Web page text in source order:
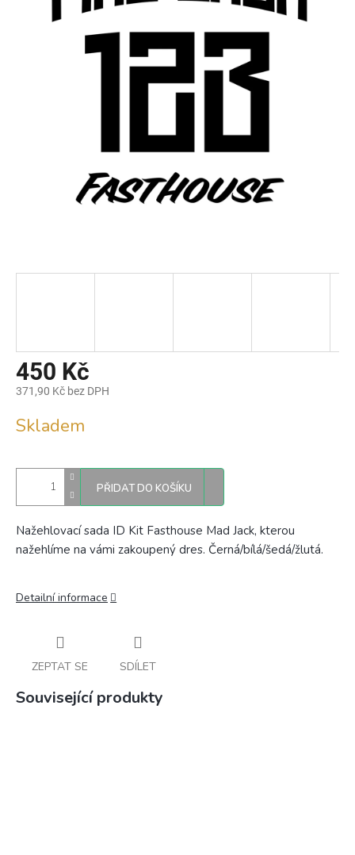
450 Kč
371,90 Kč bez DPH
cena:
Skladem
PŘIDAT DO KOŠÍKU
Nažehlovací sada ID Kit Fasthouse Mad Jack, kterou
nažehlíme na vámi zakoupený dres. Černá/bílá/šedá/žlutá.
Detailní informace
ZEPTAT SE SDÍLET
Související produkty